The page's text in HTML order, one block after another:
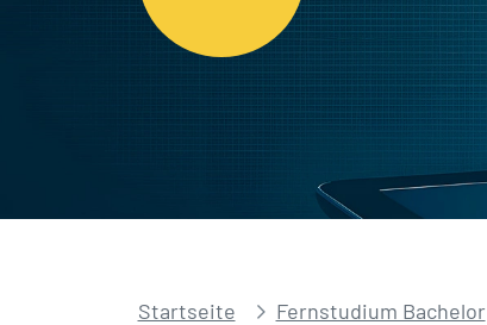
Startseite Fernstudium Bachelor